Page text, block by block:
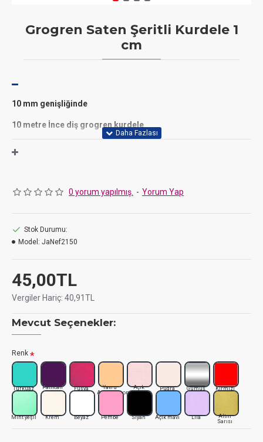
Grogren Saten Şeritli Kurdele 1
cm
10 mm genişliğinde
10 metre İnce diş grogren kurdele
0 yorum yapılmış. - Yorum Yap
45,00TL
Vergiler Hariç: 40,91TL
Stok Durumu:
Model: JaNef2150
Mevcut Seçenekler:
Renk
Turkuaz
Patlıcan
Moru
Fuşya
Yavru
Ağzı_Somon
Açık
pembe
Pudra Gümüş Kırmızı
Mint yeşil Krem Beyaz Pembe Siyah Açık mavi Lila
Altın
Sarısı